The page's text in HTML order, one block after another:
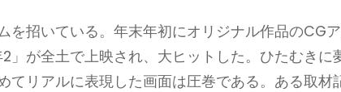
を招いている。年末年初にオリジナル作品のCG
」が全土で上映され、大ヒットした。ひたむきに
てリアルに表現した画面は圧巻である。ある取材